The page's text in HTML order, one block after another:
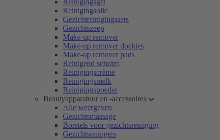
Reinigingsgel
Reinigingsolie
Gezichtreinigingssets
Gezichtszeep
Make-up remover
Make-up remover doekjes
Make-up remover pads
Reinigend schuim
Reinigingscrème
Reinigingsmelk
Reinigingspoeder
Beautyapparatuur en -accessoires
Alle weergeven
Gezichtsmassage
Borstels voor gezichtsreiniging
Gezichtsreinigers